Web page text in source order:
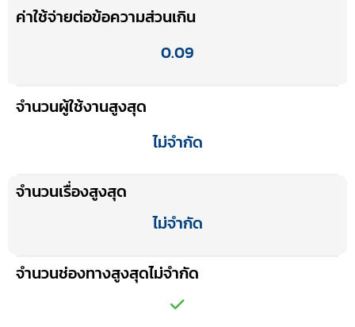
ค่าใช้จ่ายต่อข้อความส่วนเกิน
0.09
จำนวนผู้ใช้งานสูงสุด
ไม่จำกัด
จำนวนเรื่องสูงสุด
ไม่จำกัด
จำนวนช่องทางสูงสุดไม่จำกัด